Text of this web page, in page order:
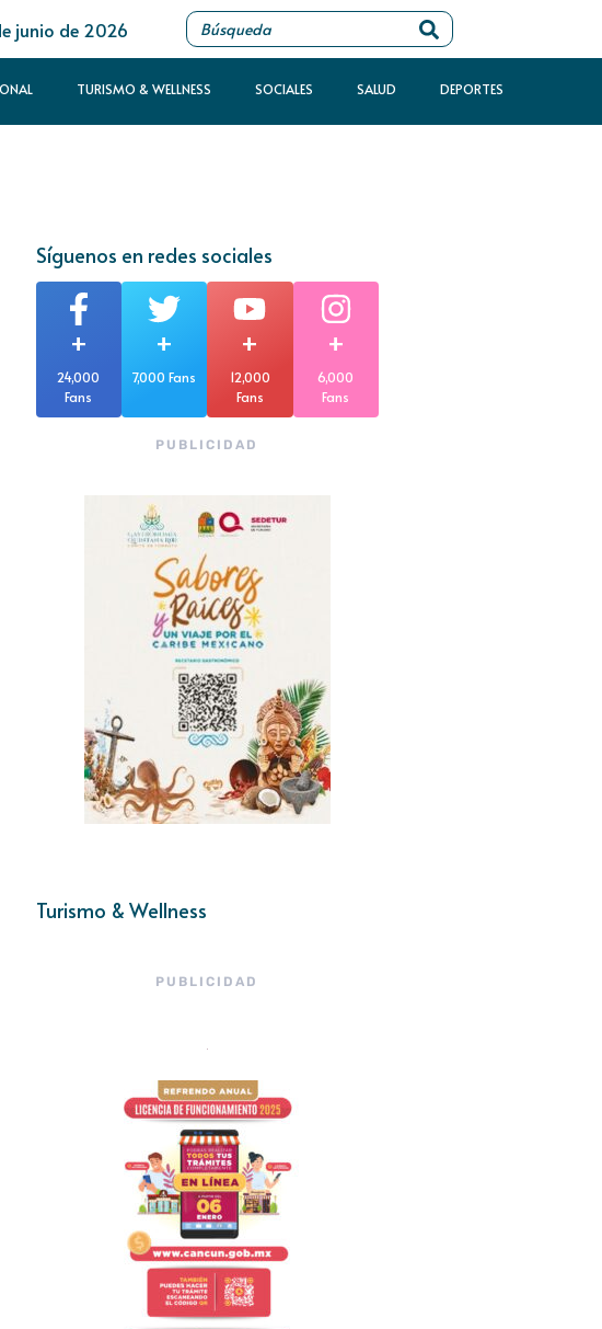
junio de 2026
TURISMO & WELLNESS SOCIALES SALUD DEPORTES
Síguenos en redes sociales
+
24,000
Fans
+
7,000 Fans
+
12,000
Fans
+
6,000
Fans
PUBLICIDAD
Turismo & Wellness
PUBLICIDAD